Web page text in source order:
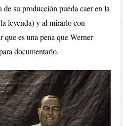
de su producción pueda caer en la
leyenda) y al mirarlo con
que es una pena que Werner
documentarlo.